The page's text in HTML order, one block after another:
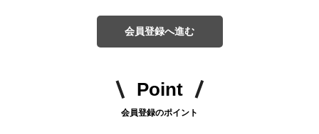
会員登録へ進む
Point
会員登録のポイント